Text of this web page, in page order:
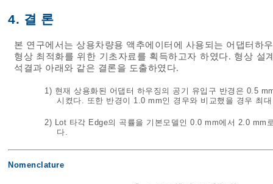
4. 결 론
본 연구에서는 상용차량용 액추에이터에 사용되는 어댑터하
형상 최적화를 위한 기초자료를 획득하고자 하였다. 형상 설
석결과 아래와 같은 결론을 도출하였다.
1) 현재 상용화된 어댑터 하우징의 공기 유입구 반경은 0.5
시켰다. 또한 반경이 1.0 mm인 경우와 비교했을 경우 최
2) Lot 타각 Edge의 곡률을 기본모델인 0.0 mm에서 2.0 mm
다.
Nomenclature